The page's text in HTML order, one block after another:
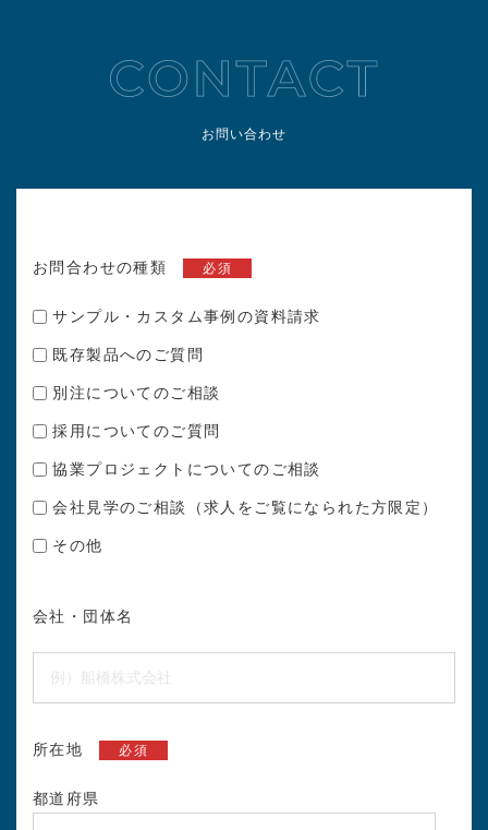
お問い合わせ
お問合わせの種類 必須
サンプル・カスタム事例の資料請求
既存製品へのご質問
別注についてのご相談
採用についてのご質問
協業プロジェクトについてのご相談
会社見学のご相談（求人をご覧になられた方限定）
その他
会社・団体名
所在地 必須
都道府県